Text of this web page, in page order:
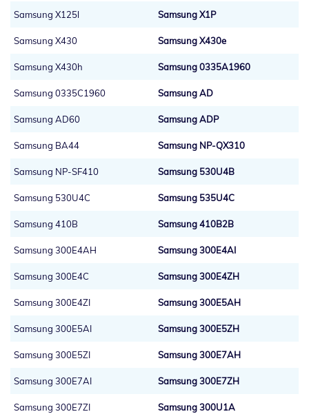
Samsung X125l Samsung X1P
Samsung X430 Samsung X430e
Samsung X430h Samsung 0335A1960
Samsung 0335C1960 Samsung AD
Samsung AD60 Samsung ADP
Samsung BA44 Samsung NP-QX310
Samsung NP-SF410 Samsung 530U4B
Samsung 530U4C Samsung 535U4C
Samsung 410B Samsung 410B2B
Samsung 300E4AH Samsung 300E4AI
Samsung 300E4C Samsung 300E4ZH
Samsung 300E4ZI Samsung 300E5AH
Samsung 300E5AI Samsung 300E5ZH
Samsung 300E5ZI Samsung 300E7AH
Samsung 300E7AI Samsung 300E7ZH
Samsung 300E7ZI Samsung 300U1A